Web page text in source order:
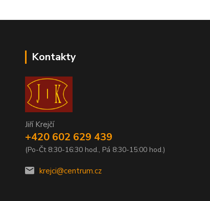
Kontakty
Jiří Krejčí
+420 602 629 439
(Po-Čt 8:30-16:30 hod., Pá 8:30-15:00 hod.)
krejci@centrum.cz